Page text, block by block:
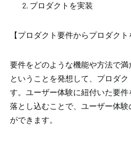
プロダクトを実装
【プロダクト要件からプロダクト
要件をどのような機能や方法で満
ということを発想して、プロダ
す。ユーザー体験に紐付いた要
落とし込むことで、ユーザー体験
ができます。